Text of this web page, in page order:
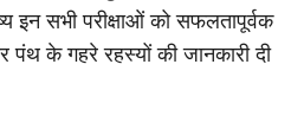
इन सभी परीक्षाओं को सफलतापूर्वक
पंथ के गहरे रहस्यों की जानकारी दी